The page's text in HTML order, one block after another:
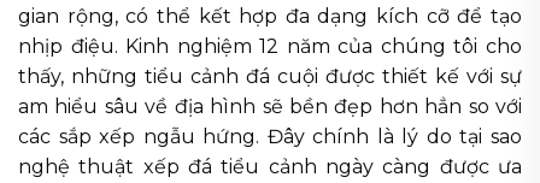
gian rộng, có thể kết hợp đa dạng kích cỡ để tạo
nhịp điệu. Kinh nghiệm 12 năm của chúng tôi cho
thấy, những tiểu cảnh đá cuội được thiết kế với sự
am hiểu sâu về địa hình sẽ bền đẹp hơn hẳn so với
các sắp xếp ngẫu hứng. Đây chính là lý do tại sao
nghệ thuật xếp đá tiểu cảnh ngày càng được ưa